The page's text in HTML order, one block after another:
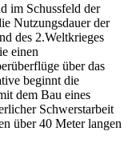
im Schussfeld der
Nutzungsdauer der
des 2.Weltkrieges
einen
über das
beginnt die
dem Bau eines
Schwerstarbeit
über 40 Meter langen